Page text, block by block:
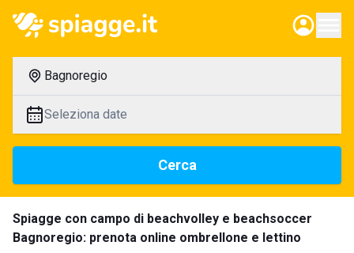
Bagnoregio
Seleziona date
Cerca
Spiagge con campo di beachvolley e beachsoccer
Bagnoregio: prenota online ombrellone e lettino